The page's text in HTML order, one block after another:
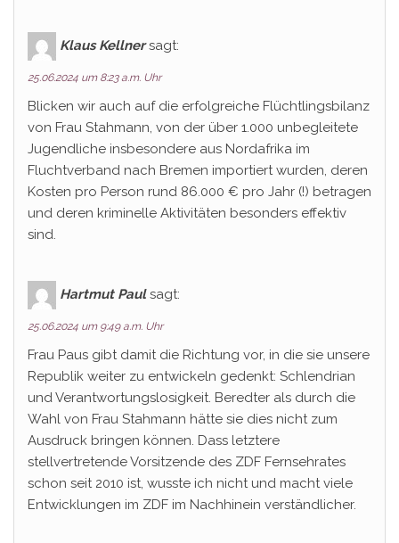
Klaus Kellner sagt:
25.06.2024 um 8:23 a.m. Uhr
Blicken wir auch auf die erfolgreiche Flüchtlingsbilanz
von Frau Stahmann, von der über 1.000 unbegleitete
Jugendliche insbesondere aus Nordafrika im
Fluchtverband nach Bremen importiert wurden, deren
Kosten pro Person rund 86.000 € pro Jahr (!) betragen
und deren kriminelle Aktivitäten besonders effektiv
sind.
Hartmut Paul sagt:
25.06.2024 um 9:49 a.m. Uhr
Frau Paus gibt damit die Richtung vor, in die sie unsere
Republik weiter zu entwickeln gedenkt: Schlendrian
und Verantwortungslosigkeit. Beredter als durch die
Wahl von Frau Stahmann hätte sie dies nicht zum
Ausdruck bringen können. Dass letztere
stellvertretende Vorsitzende des ZDF Fernsehrates
schon seit 2010 ist, wusste ich nicht und macht viele
Entwicklungen im ZDF im Nachhinein verständlicher.